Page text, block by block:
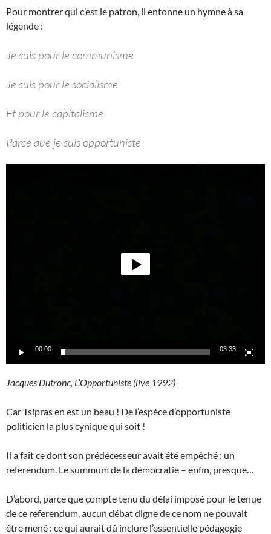
Pour montrer qui c’est le patron, il entonne un hymne à sa
légende :
Je suis pour le communisme
Je suis pour le socialisme
Et pour le capitalisme
Parce que je suis opportuniste
00:00 03:33
Jacques Dutronc, L’Opportuniste (live 1992)
Car Tsipras en est un beau ! De l’espèce d’opportuniste
politicien la plus cynique qui soit !
Il a fait ce dont son prédécesseur avait été empêché : un
referendum. Le summum de la démocratie – enfin, presque…
D’abord, parce que compte tenu du délai imposé pour le tenue
de ce referendum, aucun débat digne de ce nom ne pouvait
être mené : ce qui aurait dû inclure l’essentielle pédagogie